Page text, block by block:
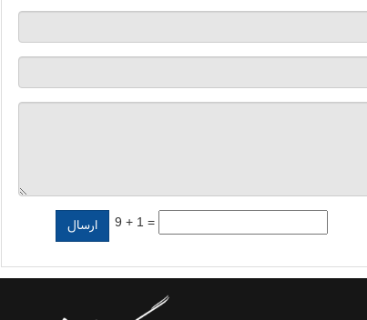
9 + 1 =